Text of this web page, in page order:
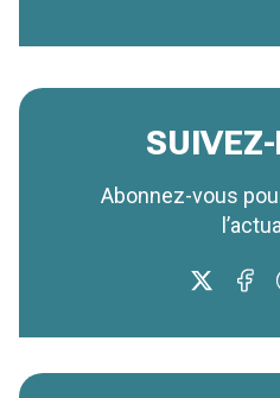
Abonnez-vous